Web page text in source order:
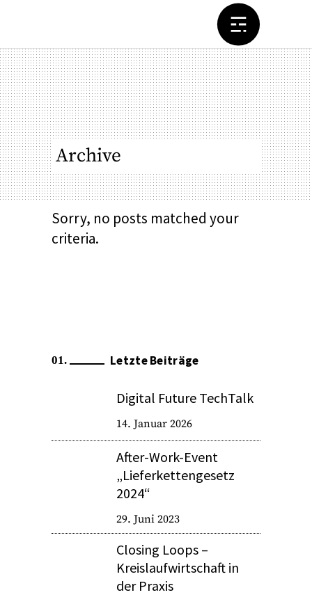
Archive
Sorry, no posts matched your
criteria.
Letzte Beiträge
Digital Future TechTalk
14. Januar 2026
After-Work-Event
„Lieferkettengesetz
2024“
29. Juni 2023
Closing Loops –
Kreislaufwirtschaft in
der Praxis